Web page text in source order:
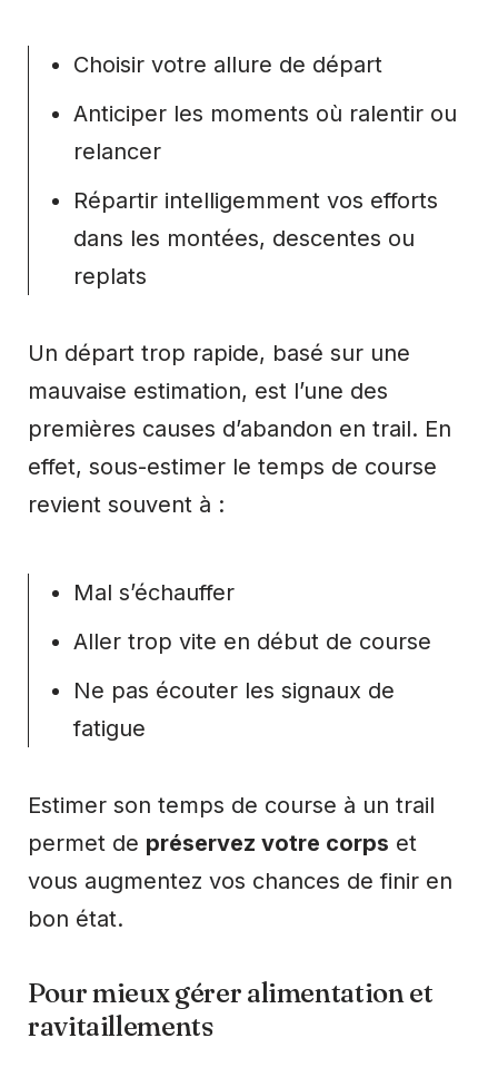
Choisir votre allure de départ
Anticiper les moments où ralentir ou
relancer
Répartir intelligemment vos efforts
dans les montées, descentes ou
replats
Un départ trop rapide, basé sur une
mauvaise estimation, est l’une des
premières causes d’abandon en trail. En
effet, sous-estimer le temps de course
revient souvent à :
Mal s’échauffer
Aller trop vite en début de course
Ne pas écouter les signaux de
fatigue
Estimer son temps de course à un trail
permet de préservez votre corps et
vous augmentez vos chances de finir en
bon état.
Pour mieux gérer alimentation et
ravitaillements